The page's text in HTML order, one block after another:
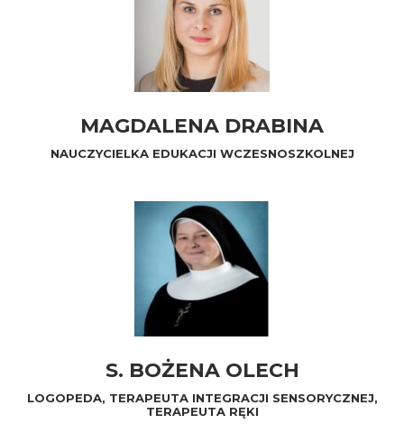
MAGDALENA DRABINA
NAUCZYCIELKA EDUKACJI WCZESNOSZKOLNEJ
S. BOŻENA OLECH
LOGOPEDA, TERAPEUTA INTEGRACJI SENSORYCZNEJ,
TERAPEUTA RĘKI